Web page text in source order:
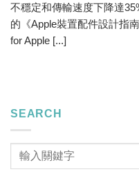
不穩定和傳輸速度下降達
的《Apple裝置配件設計指
for Apple [...]
SEARCH